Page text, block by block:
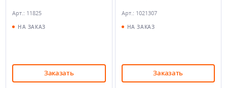
Арт.: 11825
НА ЗАКАЗ
Заказать
Арт.: 1021307
НА ЗАКАЗ
Заказать